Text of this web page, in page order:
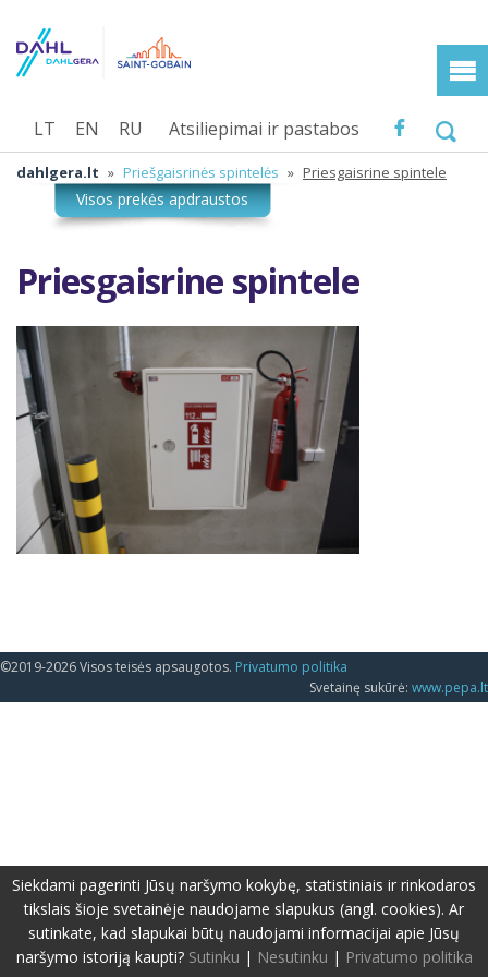
Atsiliepimai ir pastabos
LT EN RU
dahlgera.lt » Priešgaisrinės spintelės » Priesgaisrine spintele
Priesgaisrine spintele
©2019-2026 Visos teisės apsaugotos. Privatumo politika
Svetainę sukūrė: www.pepa.lt
Siekdami pagerinti Jūsų naršymo kokybę, statistiniais ir rinkodaros
tikslais šioje svetainėje naudojame slapukus (angl. cookies). Ar
sutinkate, kad slapukai būtų naudojami informacijai apie Jūsų
naršymo istoriją kaupti? Sutinku | Nesutinku | Privatumo politika